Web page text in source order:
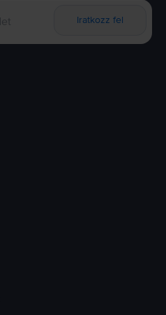
Iratkozz fel